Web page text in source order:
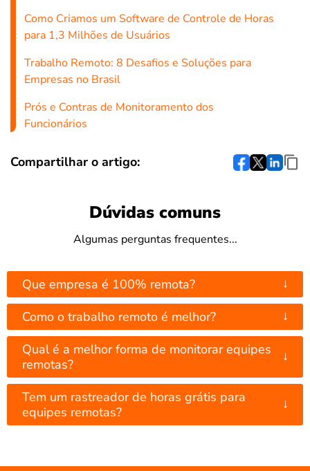
Como Criamos um Software de Controle de Horas
para 1,3 Milhões de Usuários
Trabalho Remoto: 8 Desafios e Soluções para
Empresas no Brasil
Prós e Contras de Monitoramento dos
Funcionários
Compartilhar o artigo:
Dúvidas comuns
Algumas perguntas frequentes...
Que empresa é 100% remota? ↓
Como o trabalho remoto é melhor? ↓
Qual é a melhor forma de monitorar equipes
remotas?
↓
Tem um rastreador de horas grátis para
equipes remotas?
↓